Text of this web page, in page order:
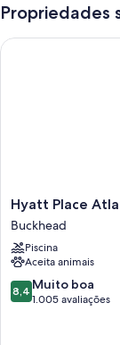
Propriedades
Hyatt
Place
Atlanta/Buckhead
Buckhead
Hyatt Place
Buckhead
Piscina
Aceita animais
8.4
de
8,4 Muito boa
1.005 avaliações
Hyatt Place